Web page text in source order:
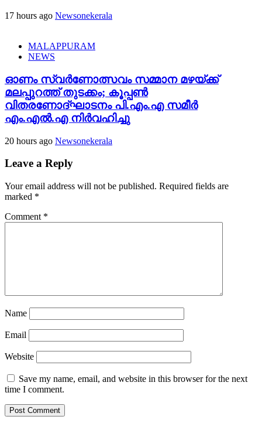
17 hours ago Newsonekerala
MALAPPURAM
NEWS
ഓണം സ്വർണോത്സവം സമ്മാന മഴയ്ക്ക്
മലപ്പുറത്ത് തുടക്കം; കൂപ്പൺ
വിതരണോദ്ഘാടനം പി.എം.എ സമീർ
എം.എൽ.എ നിർവഹിച്ചു
20 hours ago Newsonekerala
Leave a Reply
Your email address will not be published. Required fields are
marked *
Comment *
Name
Email
Website
Save my name, email, and website in this browser for the next
time I comment.